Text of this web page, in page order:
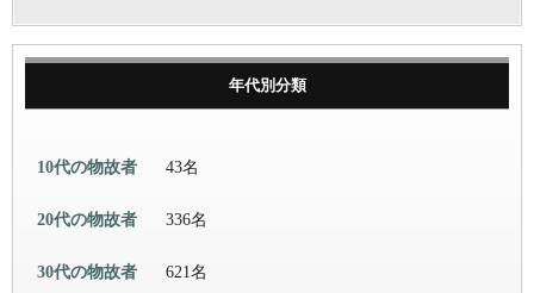
年代別分類
10代の物故者 43名
20代の物故者 336名
30代の物故者 621名